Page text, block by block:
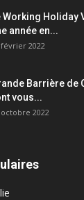
Working Holiday
année en...
février 2022
Barrière de
vous...
2022